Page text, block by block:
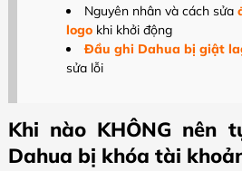
Nguyên nhân và cách sửa
logo khi khởi động
Đầu ghi Dahua bị giật
sửa lỗi
Khi nào KHÔNG nên
Dahua bị khóa tài